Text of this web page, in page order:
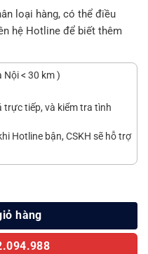
loại hàng, có thể điều
hệ Hotline để biết thêm
Nội < 30 km )
trực tiếp, và kiểm tra tình
Hotline bận, CSKH sẽ hỗ trợ
số lượng
hàng